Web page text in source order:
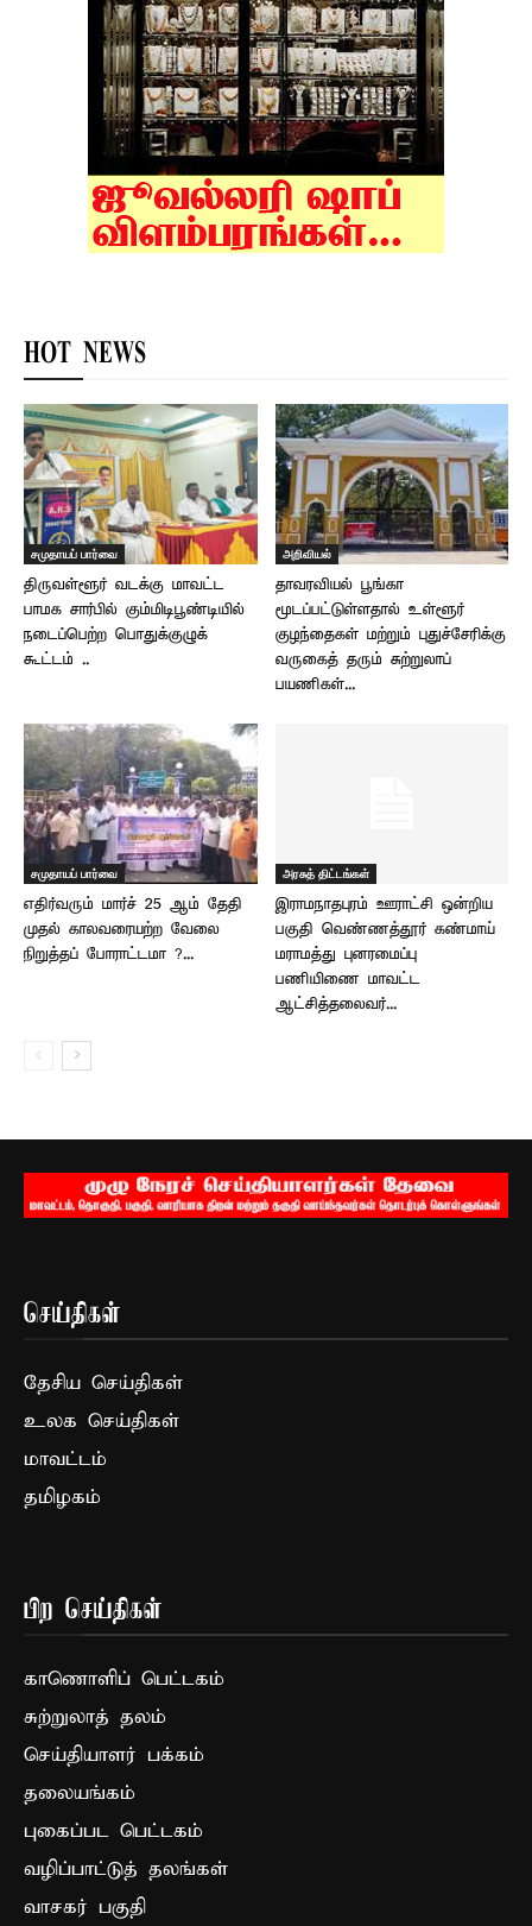
HOT NEWS
சமுதாயப் பார்வை
திருவள்ளூர் வடக்கு மாவட்ட
பாமக சார்பில் கும்மிடிபூண்டியில்
நடைப்பெற்ற பொதுக்குழுக்
கூட்டம் ..
அறிவியல்
தாவரவியல் பூங்கா
மூடப்பட்டுள்ளதால் உள்ளூர்
குழந்தைகள் மற்றும் புதுச்சேரிக்கு
வருகைத் தரும் சுற்றுலாப்
பயணிகள்...
சமுதாயப் பார்வை
எதிர்வரும் மார்ச் 25 ஆம் தேதி
முதல் காலவரையற்ற வேலை
நிறுத்தப் போராட்டமா ?...
அரசுத் திட்டங்கள்
இராமநாதபுரம் ஊராட்சி ஒன்றிய
பகுதி வெண்ணத்தூர் கண்மாய்
மராமத்து புனரமைப்பு
பணியிணை மாவட்ட
ஆட்சித்தலைவர்...
செய்திகள்
தேசிய செய்திகள்
உலக செய்திகள்
மாவட்டம்
தமிழகம்
பிற செய்திகள்
காணொளிப் பெட்டகம்
சுற்றுலாத் தலம்
செய்தியாளர் பக்கம்
தலையங்கம்
புகைப்பட பெட்டகம்
வழிப்பாட்டுத் தலங்கள்
வாசகர் பகுதி